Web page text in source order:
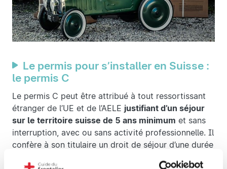
Le permis pour s’installer en Suisse :
le permis C
Le permis C peut être attribué à tout ressortissant
étranger de l’UE et de l’AELE justifiant d’un séjour
sur le territoire suisse de 5 ans minimum et sans
interruption, avec ou sans activité professionnelle. Il
confère à son titulaire un droit de séjour d’une durée